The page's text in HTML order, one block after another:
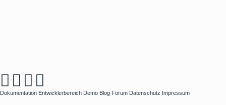
Dokumentation Entwicklerbereich Demo Blog Forum Datenschutz Impressum